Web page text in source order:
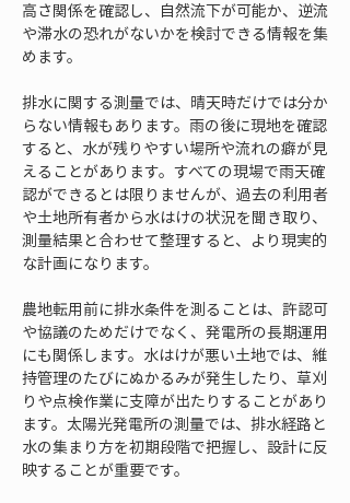
高さ関係を確認し、自然流下が可能か、逆流
や滞水の恐れがないかを検討できる情報を集
めます。
排水に関する測量では、晴天時だけでは分か
らない情報もあります。雨の後に現地を確認
すると、水が残りやすい場所や流れの癖が見
えることがあります。すべての現場で雨天確
認ができるとは限りませんが、過去の利用者
や土地所有者から水はけの状況を聞き取り、
測量結果と合わせて整理すると、より現実的
な計画になります。
農地転用前に排水条件を測ることは、許認可
や協議のためだけでなく、発電所の長期運用
にも関係します。水はけが悪い土地では、維
持管理のたびにぬかるみが発生したり、草刈
りや点検作業に支障が出たりすることがあり
ます。太陽光発電所の測量では、排水経路と
水の集まり方を初期段階で把握し、設計に反
映することが重要です。